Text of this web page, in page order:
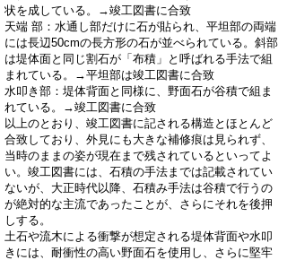
状を成している。→竣工図書に合致
天端 部：水通し部だけに石が貼られ、平坦部の両端
には長辺50cmの長方形の石が並べられている。斜部
は堤体面と同じ割石が「布積」と呼ばれる手法で組
まれている。→平坦部は竣工図書に合致
水叩き部：堤体背面と同様に、野面石が谷積で組ま
れている。→竣工図書に合致
以上のとおり、竣工図書に記される構造とほとんど
合致しており、外見にも大きな補修痕は見られず、
当時のままの姿が現在まで残されているといってよ
い。竣工図書には、石積の手法までは記載されてい
ないが、大正時代以降、石積み手法は谷積で行うの
が絶対的な主流であったことが、さらにそれを後押
しする。
土石や流木による衝撃が想定される堤体背面や水叩
きには、耐衝性の高い野面石を使用し、さらに堅牢